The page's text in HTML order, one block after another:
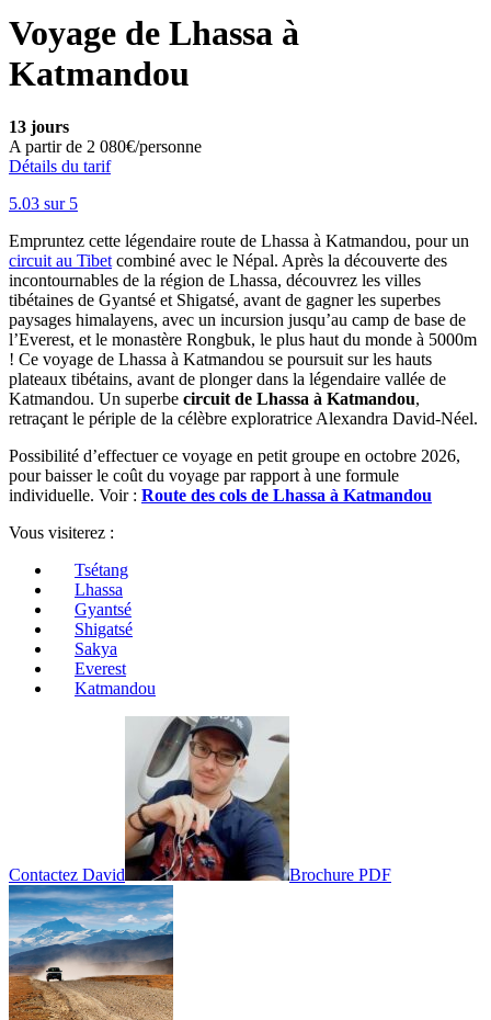
Voyage de Lhassa à
Katmandou
13 jours
A partir de 2 080€/personne
Détails du tarif
5.03 sur 5
Empruntez cette légendaire route de Lhassa à Katmandou, pour un
circuit au Tibet combiné avec le Népal. Après la découverte des
incontournables de la région de Lhassa, découvrez les villes
tibétaines de Gyantsé et Shigatsé, avant de gagner les superbes
paysages himalayens, avec un incursion jusqu’au camp de base de
l’Everest, et le monastère Rongbuk, le plus haut du monde à 5000m
! Ce voyage de Lhassa à Katmandou se poursuit sur les hauts
plateaux tibétains, avant de plonger dans la légendaire vallée de
Katmandou. Un superbe circuit de Lhassa à Katmandou,
retraçant le périple de la célèbre exploratrice Alexandra David-Néel.
Possibilité d’effectuer ce voyage en petit groupe en octobre 2026,
pour baisser le coût du voyage par rapport à une formule
individuelle. Voir : Route des cols de Lhassa à Katmandou
Vous visiterez :
Tsétang
Lhassa
Gyantsé
Shigatsé
Sakya
Everest
Katmandou
Contactez David Brochure PDF